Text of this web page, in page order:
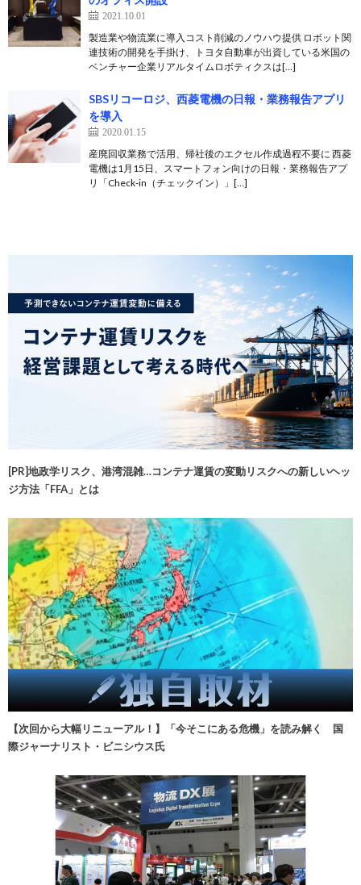
2021.10.01
製造業や物流業に導入コスト削減のノウハウ提供 ロボット関
連技術の開発を手掛け、トヨタ自動車が出資している米国の
ベンチャー企業リアルタイムロボティクスは[…]
SBSリコーロジ、西菱電機の日報・業務報告アプリ
を導入
2020.01.15
産廃回収業務で活用、帰社後のエクセル作成過程不要に 西菱
電機は1月15日、スマートフォン向けの日報・業務報告アプ
リ「Check-in（チェックイン）」[…]
[PR]地政学リスク、港湾混雑…コンテナ運賃の変動リスクへの新しいヘッ
ジ方法「FFA」とは
【次回から大幅リニューアル！】「今そこにある危機」を読み解く 国
際ジャーナリスト・ビニシウス氏